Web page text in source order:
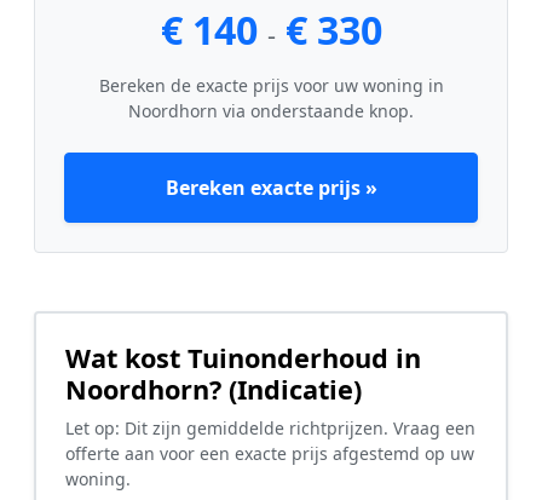
€ 140 - € 330
Bereken de exacte prijs voor uw woning in
Noordhorn via onderstaande knop.
Bereken exacte prijs »
Wat kost Tuinonderhoud in
Noordhorn? (Indicatie)
Let op: Dit zijn gemiddelde richtprijzen. Vraag een
offerte aan voor een exacte prijs afgestemd op uw
woning.